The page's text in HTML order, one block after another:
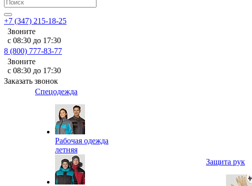
+7 (347) 215-18-25
Звоните
с 08:30 до 17:30
8 (800) 777-83-77
Звоните
с 08:30 до 17:30
Заказать звонок
Спецодежда
Рабочая одежда
летняя
Защита рук